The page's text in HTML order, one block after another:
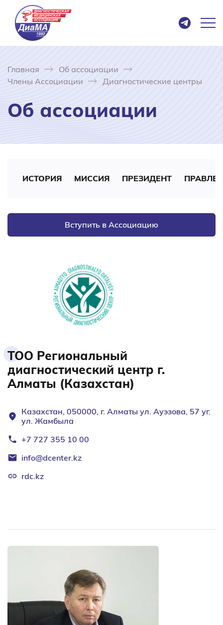
Главная
Об ассоциации
Члены Ассоциации
Диагностические центры
Об ассоциации
ИСТОРИЯ МИССИЯ ПРЕЗИДЕНТ
Вступить в Ассоциацию
ТОО Региональный
диагностический центр г.
Алматы (Казахстан)
Казахстан, 050000, г. Алматы ул. Ауэзова, 57 уг.
ул. Жамбыла
+7 727 355 10 00
info@dcenter.kz
rdc.kz